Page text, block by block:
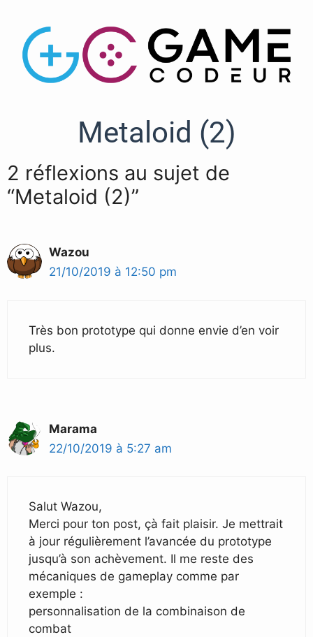
Metaloid (2)
2 réflexions au sujet de
“Metaloid (2)”
Wazou
21/10/2019 à 12:50 pm
Très bon prototype qui donne envie d’en voir
plus.
Marama
22/10/2019 à 5:27 am
Salut Wazou,
Merci pour ton post, çà fait plaisir. Je mettrait
à jour régulièrement l’avancée du prototype
jusqu’à son achèvement. Il me reste des
mécaniques de gameplay comme par
exemple :
personnalisation de la combinaison de
combat